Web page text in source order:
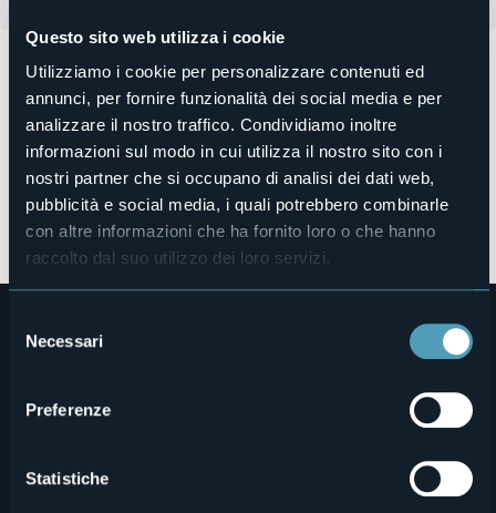
Questo sito web utilizza i cookie
Utilizziamo i cookie per personalizzare contenuti ed
annunci, per fornire funzionalità dei social media e per
analizzare il nostro traffico. Condividiamo inoltre
informazioni sul modo in cui utilizza il nostro sito con i
nostri partner che si occupano di analisi dei dati web,
pubblicità e social media, i quali potrebbero combinarle
con altre informazioni che ha fornito loro o che hanno
raccolto dal suo utilizzo dei loro servizi.
delNecessari
Preferenze
Statistiche
La pandemia ha limitato i viaggi e le vacanze di molti, in
Italia e all’estero. A loro quest’anno l’Agenzia Turistica
Locale ha dedicato due grandi campagne per promuovere
le bellezze del territorio, i tesori nascosti e l’ampia offerta
outdoor.
cs_campagne_promozione_dtl_2020_def1_0.pdf
Menù
Chi siamo